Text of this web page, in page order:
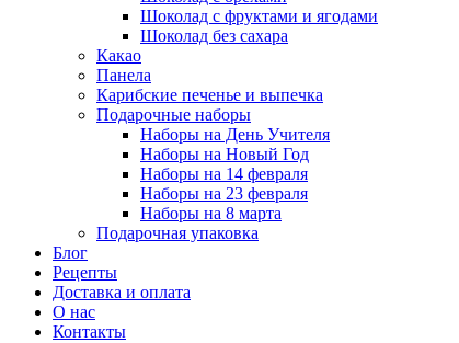
Шоколад с фруктами и ягодами
Шоколад без сахара
Какао
Панела
Карибские печенье и выпечка
Подарочные наборы
Наборы на День Учителя
Наборы на Новый Год
Наборы на 14 февраля
Наборы на 23 февраля
Наборы на 8 марта
Подарочная упаковка
Блог
Рецепты
Доставка и оплата
О нас
Контакты